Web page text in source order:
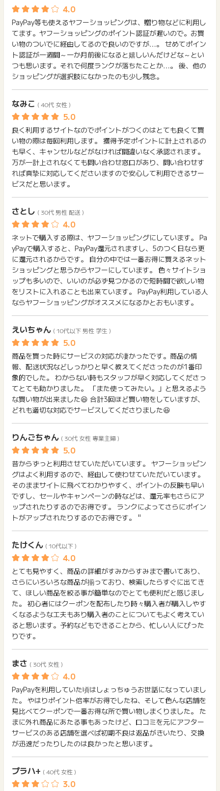
ト進呈対象外となります。
■クーポン
(1)発行元：Yahoo!ショッピングの場合
購入時にYahoo!ショッピングが発行したクーポンを利用した場
合は、割引金額もポイント対象になります。
(2)発行元：各ストアの場合
購入時にストアが発行したクーポンを利用した場合は、割引金
額はポイント対象外となります。
※クーポン発行元の確認方法
Yahoo!ショッピングTOP→Myショッピング→クーポンを獲得
する or 獲得済みクーポン一覧
※本広告は以下に関する調査依頼を一切お受けできません。
当サイトサポートでも対応いたしかねますので、ご了承のうえ
ご利用ください。
・獲得予定に反映されない
・非承認理由
※ポイントに関するお問い合わせは、
までお問い合わせください。ポイントについて、広告主に直接
お問い合わせをした場合、ポイント獲得対象外となる場合がご
ざいます。
PayPay等も使えるヤフーショッピングは、贈り物などに利用し
てます。ヤフーショッピングのポイント認証が遅いので。お買
い物のついでに経由してるので良いのですが…。 せめてポイン
ト認証が一週間～一か月前後になると嬉しいんだけどな～とい
つも思います。それで何度ランクが落ちたことか…。 後、他の
ショッピングが選択肢になかったのも少し残念。
なみこ ( 40代 女性 )
良く利用するサイトなのでポイントがつくのはとても良くて買
い物の際は毎回利用します。 獲得予定ポイントに計上されるの
も早く、キャンセルなどがなければ間違いなく承認されます。
万が一計上されなくても問い合わせ窓口があり、問い合わせす
れば真摯に対応してくださいますので安心して利用できるサー
ビスだと思います。
さとし ( 30代 男性 配送 )
ネットで購入する際は、ヤフーショッピングにしています。 Pa
yPayで購入すると、PayPay還元されますし、5のつく日なら更
に還元されるからです。 自分の中では一番お得に買えるネット
ショッピングと思うからヤフーにしています。 色々サイトショ
ップも多いので、いいのが必ず見つかるので短時間で欲しい物
をリストに入れることも出来ています。 PayPay利用している人
ならヤフーショッピングがオススメになるかとおもいます。
えいちゃん ( 10代以下 男性 学生 )
商品を買った時にサービスの対応が凄かったです。商品の情
報、配送状況などしっかりと早く教えてくださったのが1番印
象的でした。 わからない時もスタッフが早く対応してくださっ
てとても助かりました。 「また使ってみたい。」と思えるよう
な買い物が出来ました😆 合計3回ほど買い物をしていますが、
どれも適切な対応でサービスしてくださりました😆
りんごちゃん ( 30代 女性 専業主婦 )
昔からずっと利用させていただいています。 ヤフーショッピン
グはよく利用するので、経由して使わせていただいています。
そのままサイトに飛べてわかりやすく、ポイントの反映も早い
ですし、セールやキャンペーンの時などは、還元率もさらにア
ップされたりするのでお得です。 ランクによってさらにポイン
トがアップされたりするのでお得です。 "
たけくん ( 10代以下 )
とても見やすく、商品の詳細がすみからすみまで書いてあり、
さらにいろいろな商品が揃っており、検索したらすぐに出てき
て、ほしい商品を絞る事が簡単なのでとても便利だと感じまし
た。 初心者にはクーポンを配布したり時々購入者が購入しやす
くなるような工夫もあり購入者のことについてもよく考えてい
ると思います。予約などもできることから、忙しい人にぴった
りです。
まさ ( 30代 女性 )
PayPayを利用していた頃はしょっちゅうお世話になっていまし
た。 やはりポイント倍率がお得でしたね、そして色んな店舗を
見比べてクーポンで一番お得な所で買い物しまくりました。 た
まに外れ商品にあたる事もあったけど、口コミを元にアフター
サービスのある店舗を選べば初期不良は返品がきいたり、交換
が迅速だったりしたのは良かったと思います。
プラハ+ ( 40代 女性 )